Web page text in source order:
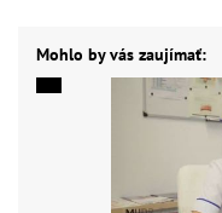
Mohlo by vás zaujímať: